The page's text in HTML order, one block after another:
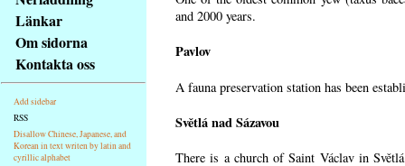
webu
základní
Hlavní
strana
Länkar
Om sidorna
Kontakta oss
Add sidebar
RSS
Disallow Chinese, Japanese, and
Korean in text writen by latin and
cyrillic alphabet
and 2000 years.
Pavlov
A fauna preservation station has been
Světlá nad Sázavou
There is a church of Saint Václav in